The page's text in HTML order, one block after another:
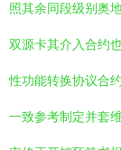
照其余同段级别奥
双源卡其介入合约
性功能转换协议合
一致参考制定并套